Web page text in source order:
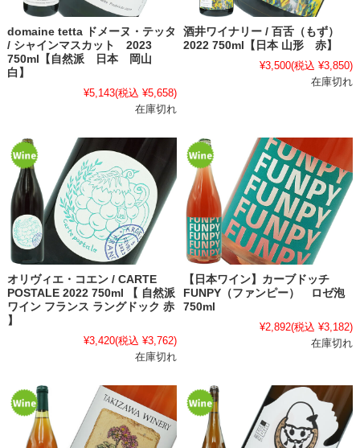
domaine tetta ドメーヌ・テッタ
/ シャインマスカット 2023
750ml【自然派 日本 岡山
白】
¥5,143(税込 ¥5,658)
在庫切れ
酒井ワイナリー / 百舌（もず）
2022 750ml【日本 山形 赤】
¥3,500(税込 ¥3,850)
在庫切れ
オリヴィエ・コエン / CARTE
POSTALE 2022 750ml 【 自然派
ワイン フランス ラングドック 赤
】
¥3,420(税込 ¥3,762)
在庫切れ
【日本ワイン】カーブドッチ
FUNPY（ファンピー） ロゼ泡
750ml
¥2,892(税込 ¥3,182)
在庫切れ